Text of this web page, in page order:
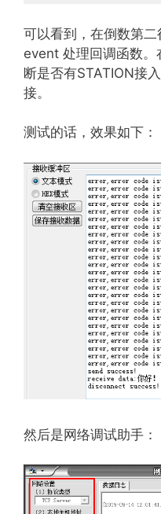
可以看到，在倒数第
event 处理回调函数。
断是否有STATION接
接。
测试的话，效果如下：
然后是网络调试助手：